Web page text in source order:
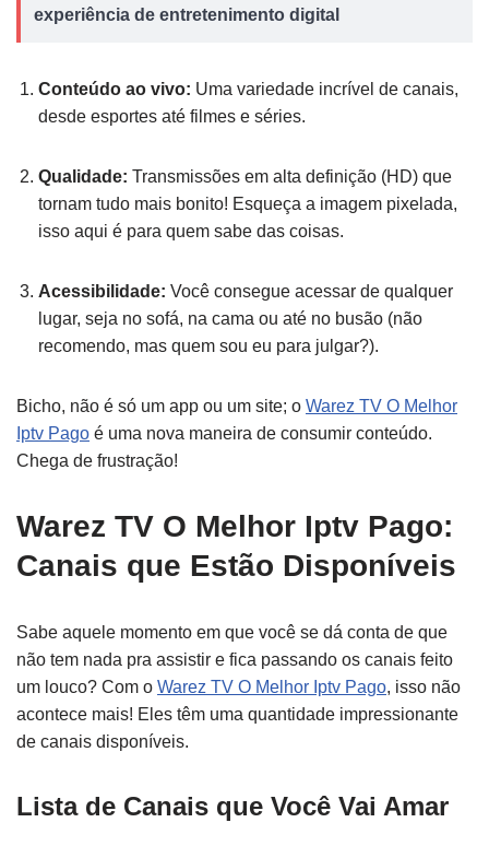
experiência de entretenimento digital
Conteúdo ao vivo: Uma variedade incrível de canais,
desde esportes até filmes e séries.
Qualidade: Transmissões em alta definição (HD) que
tornam tudo mais bonito! Esqueça a imagem pixelada,
isso aqui é para quem sabe das coisas.
Acessibilidade: Você consegue acessar de qualquer
lugar, seja no sofá, na cama ou até no busão (não
recomendo, mas quem sou eu para julgar?).
Bicho, não é só um app ou um site; o Warez TV O Melhor
Iptv Pago é uma nova maneira de consumir conteúdo.
Chega de frustração!
Warez TV O Melhor Iptv Pago:
Canais que Estão Disponíveis
Sabe aquele momento em que você se dá conta de que
não tem nada pra assistir e fica passando os canais feito
um louco? Com o Warez TV O Melhor Iptv Pago, isso não
acontece mais! Eles têm uma quantidade impressionante
de canais disponíveis.
Lista de Canais que Você Vai Amar